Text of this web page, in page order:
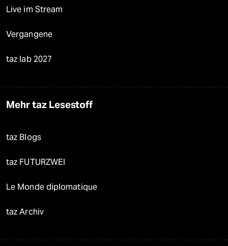
Live im Stream
Vergangene
taz lab 2027
Mehr taz Lesestoff
taz Blogs
taz FUTURZWEI
Le Monde diplomatique
taz Archiv